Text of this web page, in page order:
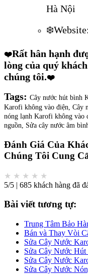
Hà Nội
❄️Website:
❤️Rất hân hạnh
lòng của quý
chúng tôi.❤️
Tags: Cây nước hút bình
Karofi không vào điện, Cây
nóng lạnh Karofi không vào
nguồn, Sửa cây nước âm
Đánh Giá Của
Chúng Tôi Cung
★ ★ ★ ★ ★
5/5 | 685 khách hàng đã
Bài viết tương tự:
Trung Tâm Bảo
Bán và Thay Vòi
Sửa Cây Nước
Sửa Cây Nước
Sửa Cây Nước
Sửa Cây Nước